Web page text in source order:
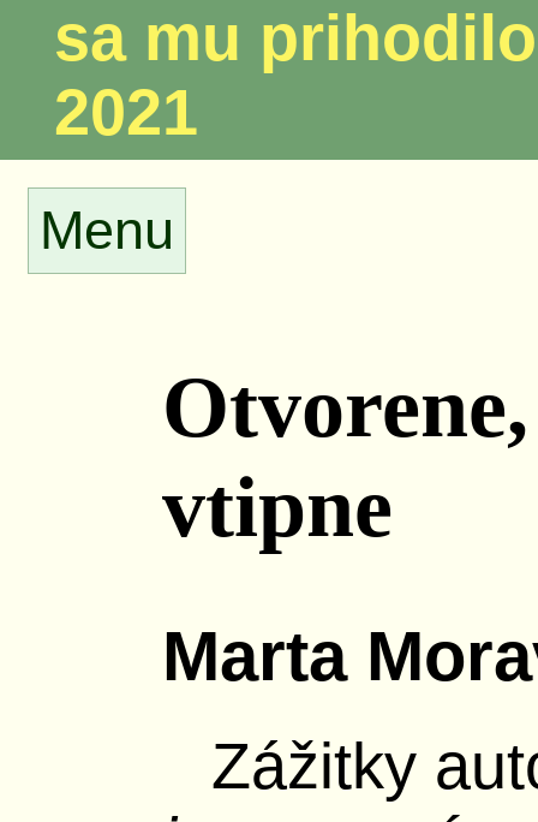
sa mu
2021
Menu
vtipne
Marta
Zážitky